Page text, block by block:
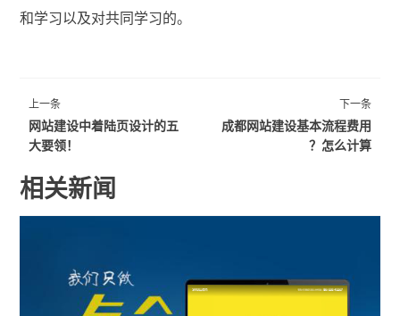
和学习以及对共同学习的。
上一条
网站建设中着陆页设计的五
大要领！
下一条
成都网站建设基本流程费用
怎么计算？
相关新闻